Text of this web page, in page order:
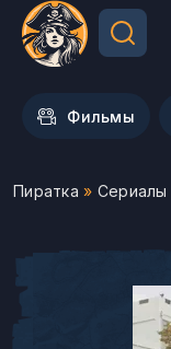
Фильмы
Пиратка » Сериалы